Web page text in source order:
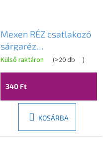
Mexen RÉZ csatlakozó
sárgaréz
tömlőcsatlakozó 14 x 14
mm - W97430-1414
Külső raktáron (>20 db )
340 Ft
KOSÁRBA